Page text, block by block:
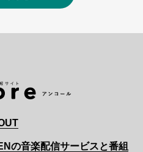
の音楽配信サービスと番組